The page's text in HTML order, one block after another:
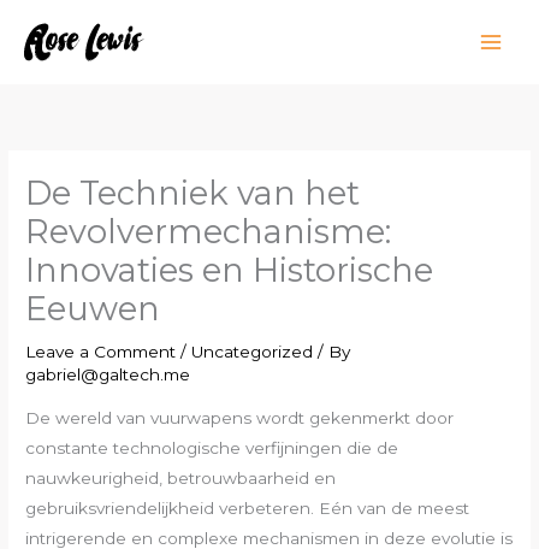
De Techniek van het
Revolvermechanisme:
Innovaties en Historische
Eeuwen
Leave a Comment / Uncategorized / By
gabriel@galtech.me
De wereld van vuurwapens wordt gekenmerkt door
constante technologische verfijningen die de
nauwkeurigheid, betrouwbaarheid en
gebruiksvriendelijkheid verbeteren. Eén van de meest
intrigerende en complexe mechanismen in deze evolutie is